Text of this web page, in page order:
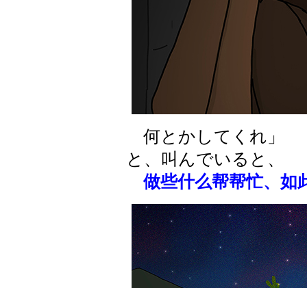
何とかしてくれ」
と、叫んでいると、
做些什么帮帮忙、如